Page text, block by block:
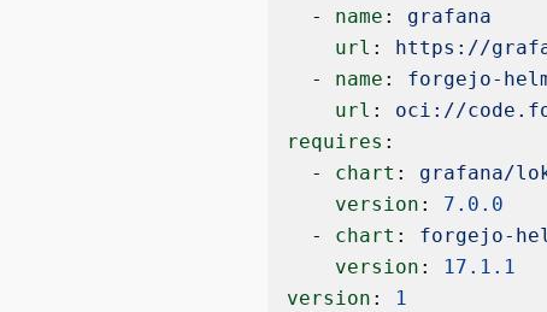
  -
name : grafana
    url
:
https://
  -
name : forgejo-
    url
: oci://
requires :
  -
chart : grafana/
    version
: 7.0.0
  -
chart : forgejo-
    version
: 17.1.1
version : 1